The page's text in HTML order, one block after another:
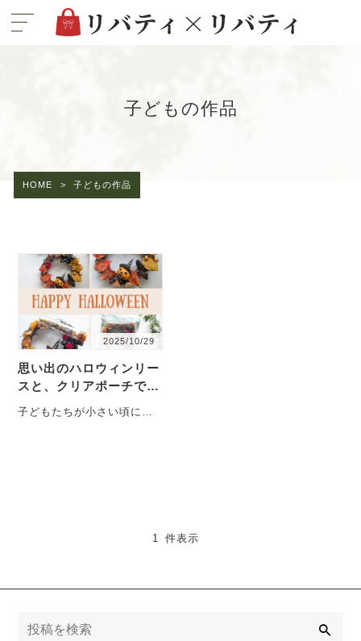
子どもの作品
HOME > 子どもの作品
2025/10/29
思い出のハロウィンリー
スと、クリアポーチでの
保管アイデア
子どもたちが小さい頃に作
1 件表示